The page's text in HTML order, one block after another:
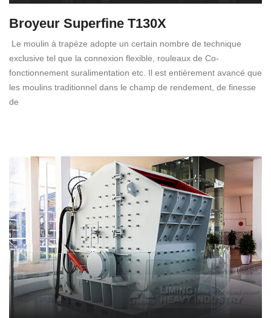
Broyeur Superfine T130X
Le moulin à trapèze adopte un certain nombre de technique
exclusive tel que la connexion flexible, rouleaux de Co-
fonctionnement suralimentation etc. Il est entièrement avancé que
les moulins traditionnel dans le champ de rendement, de finesse
de